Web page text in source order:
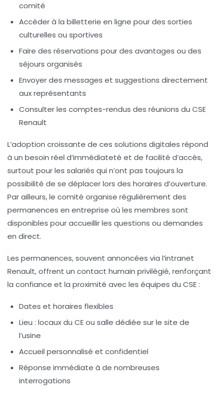
comité
Accéder à la billetterie en ligne pour des sorties
culturelles ou sportives
Faire des réservations pour des avantages ou des
séjours organisés
Envoyer des messages et suggestions directement
aux représentants
Consulter les comptes-rendus des réunions du CSE
Renault
L’adoption croissante de ces solutions digitales répond
à un besoin réel d’immédiateté et de facilité d’accès,
surtout pour les salariés qui n’ont pas toujours la
possibilité de se déplacer lors des horaires d’ouverture.
Par ailleurs, le comité organise régulièrement des
permanences en entreprise où les membres sont
disponibles pour accueillir les questions ou demandes
en direct.
Les permanences, souvent annoncées via l’intranet
Renault, offrent un contact humain privilégié, renforçant
la confiance et la proximité avec les équipes du CSE :
Dates et horaires flexibles
Lieu : locaux du CE ou salle dédiée sur le site de
l’usine
Accueil personnalisé et confidentiel
Réponse immédiate à de nombreuses
interrogations